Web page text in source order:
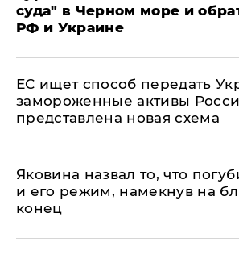
суда" в Черном море и
РФ и Украине
ЕС ищет способ передать
замороженные активы
представлена новая схема
Яковина назвал то, что
и его режим, намекнув на
конец